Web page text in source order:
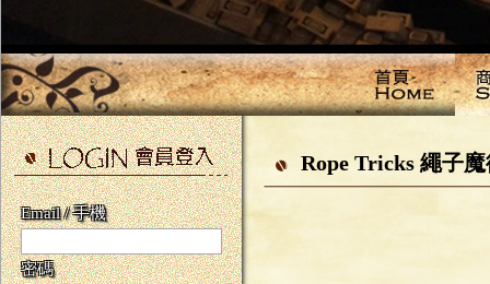
Email / 手機
密碼
Rope Tricks 繩子